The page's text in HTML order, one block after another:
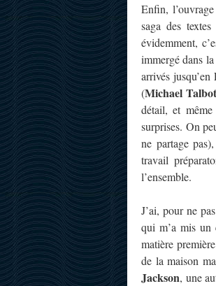
Enfin,
saga des
évidemment,
immergé dans
arrivés
(Michael
détail, et
surprises. On
ne partage
travail
l’ensemble.
J’ai, pour ne
qui m’a mis un
matière
de la maison
Jackson, une